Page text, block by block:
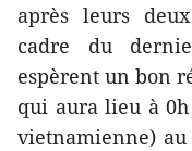
après leurs
cadre du
espèrent un bon
qui aura lieu à
vietnamienne) au